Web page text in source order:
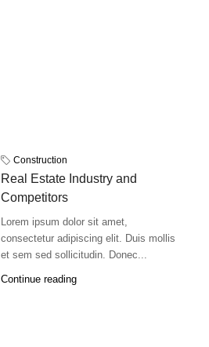
Construction
Real Estate Industry and
Competitors
Lorem ipsum dolor sit amet,
consectetur adipiscing elit. Duis mollis
et sem sed sollicitudin. Donec...
Continue reading